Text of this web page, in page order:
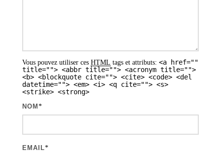
Vous pouvez utiliser ces HTML tags et attributs: <a href=""
title=""> <abbr title=""> <acronym title="">
<b> <blockquote cite=""> <cite> <code> <del
datetime=""> <em> <i> <q cite=""> <s>
<strike> <strong>
NOM *
EMAIL*